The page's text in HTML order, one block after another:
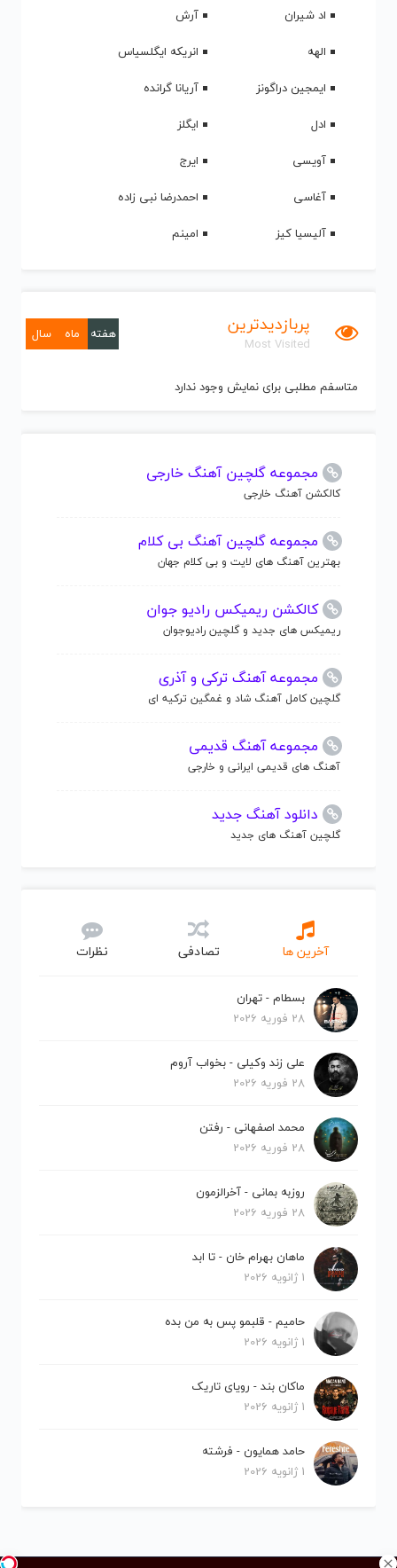
اد شیران
آرش
الهه
انریکه ایگلسیاس
ایمجین دراگونز
آریانا گرانده
ادل
ایگلز
آویسی
ایرج
آغاسی
احمدرضا نبی زاده
آلیسیا کیز
امینم
پربازدیدترین
Most Visited
هفته ماه سال
متاسفم مطلبی برای نمایش وجود ندارد
مجموعه گلچین آهنگ خارجی
کالکشن آهنگ خارجی
مجموعه گلچین آهنگ بی کلام
بهترین آهنگ های لایت و بی کلام جهان
کالکشن ریمیکس رادیو جوان
ریمیکس های جدید و گلچین رادیوجوان
مجموعه آهنگ ترکی و آذری
گلچین کامل آهنگ شاد و غمگین ترکیه ای
مجموعه آهنگ قدیمی
آهنگ های قدیمی ایرانی و خارجی
دانلود آهنگ جدید
گلچین آهنگ های جدید
آخرین ها تصادفی نظرات
بسطام - تهران
28 فوریه 2026
علی زند وکیلی - بخواب آروم
28 فوریه 2026
محمد اصفهانی - رفتن
28 فوریه 2026
روزبه بمانی - آخرالزمون
28 فوریه 2026
ماهان بهرام خان - تا ابد
1 ژانویه 2026
حامیم - قلبمو پس به من بده
1 ژانویه 2026
ماکان بند - رویای تاریک
1 ژانویه 2026
حامد همایون - فرشته
1 ژانویه 2026